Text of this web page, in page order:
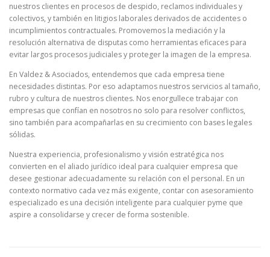
nuestros clientes en procesos de despido, reclamos individuales y
colectivos, y también en litigios laborales derivados de accidentes o
incumplimientos contractuales. Promovemos la mediación y la
resolución alternativa de disputas como herramientas eficaces para
evitar largos procesos judiciales y proteger la imagen de la empresa.
En Valdez & Asociados, entendemos que cada empresa tiene
necesidades distintas. Por eso adaptamos nuestros servicios al tamaño,
rubro y cultura de nuestros clientes. Nos enorgullece trabajar con
empresas que confían en nosotros no solo para resolver conflictos,
sino también para acompañarlas en su crecimiento con bases legales
sólidas.
Nuestra experiencia, profesionalismo y visión estratégica nos
convierten en el aliado jurídico ideal para cualquier empresa que
desee gestionar adecuadamente su relación con el personal. En un
contexto normativo cada vez más exigente, contar con asesoramiento
especializado es una decisión inteligente para cualquier pyme que
aspire a consolidarse y crecer de forma sostenible.